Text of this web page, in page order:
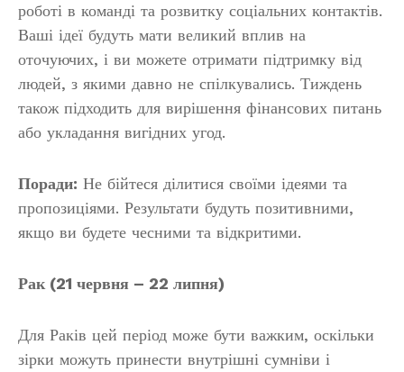
роботі в команді та розвитку соціальних контактів.
Ваші ідеї будуть мати великий вплив на
оточуючих, і ви можете отримати підтримку від
людей, з якими давно не спілкувались. Тиждень
також підходить для вирішення фінансових питань
або укладання вигідних угод.
Поради: Не бійтеся ділитися своїми ідеями та
пропозиціями. Результати будуть позитивними,
якщо ви будете чесними та відкритими.
Рак (21 червня – 22 липня)
Для Раків цей період може бути важким, оскільки
зірки можуть принести внутрішні сумніви і